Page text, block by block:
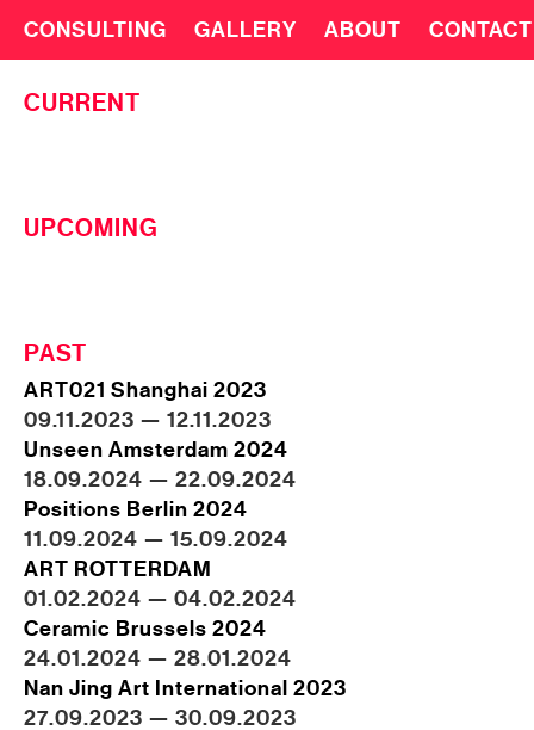
CONSULTING GALLERY ABOUT CONTACT
CURRENT
UPCOMING
PAST
ART021 Shanghai 2023
09.11.2023 — 12.11.2023
Unseen Amsterdam 2024
18.09.2024 — 22.09.2024
Positions Berlin 2024
11.09.2024 — 15.09.2024
ART ROTTERDAM
01.02.2024 — 04.02.2024
Ceramic Brussels 2024
24.01.2024 — 28.01.2024
Nan Jing Art International 2023
27.09.2023 — 30.09.2023